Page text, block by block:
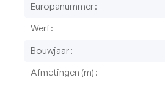
Europanummer
Werf
Bouwjaar
Afmetingen (m)